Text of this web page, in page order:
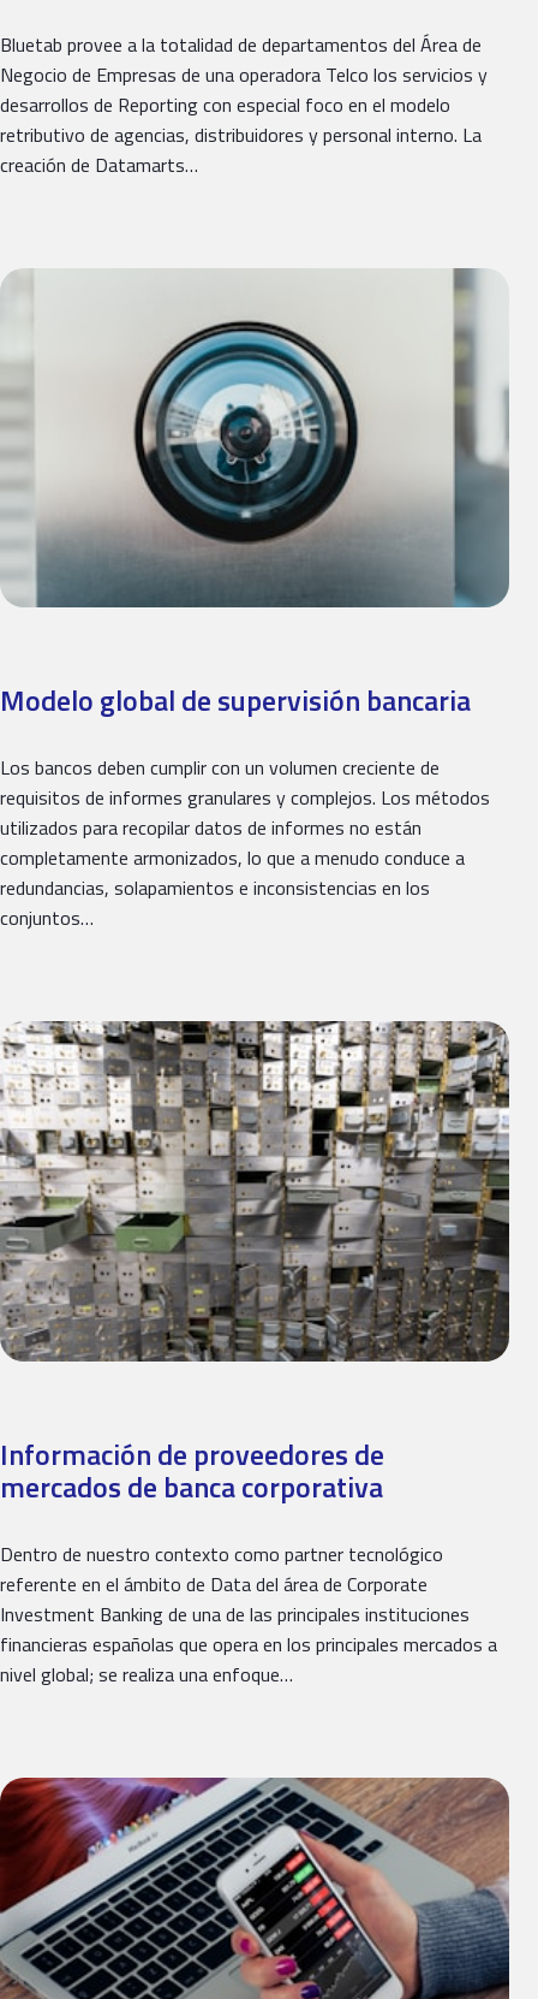
Bluetab provee a la totalidad de departamentos del Área de
Negocio de Empresas de una operadora Telco los servicios y
desarrollos de Reporting con especial foco en el modelo
retributivo de agencias, distribuidores y personal interno. La
creación de Datamarts…
Modelo global de supervisión bancaria
Los bancos deben cumplir con un volumen creciente de
requisitos de informes granulares y complejos. Los métodos
utilizados para recopilar datos de informes no están
completamente armonizados, lo que a menudo conduce a
redundancias, solapamientos e inconsistencias en los
conjuntos…
Información de proveedores de
mercados de banca corporativa
Dentro de nuestro contexto como partner tecnológico
referente en el ámbito de Data del área de Corporate
Investment Banking de una de las principales instituciones
financieras españolas que opera en los principales mercados a
nivel global; se realiza una enfoque…